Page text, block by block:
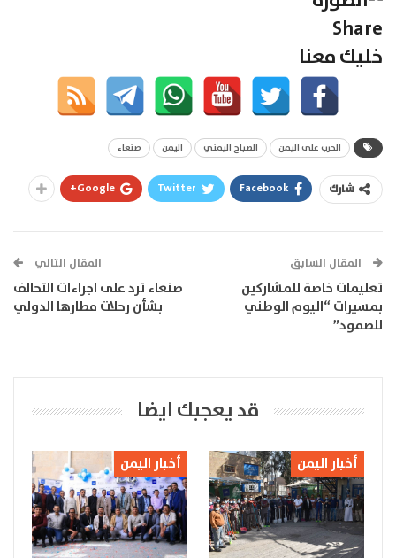
Share
خليك معنا
الحرب على اليمن الصباح اليمني اليمن صنعاء
شارك Facebook
Twitter
Google+
المقال السابق
تعليمات خاصة للمشاركين
بمسيرات “اليوم الوطني
للصمود”
المقال التالي
صنعاء ترد على اجراءات التحالف
بشأن رحلات مطارها الدولي
قد يعجبك ايضا
أخبار اليمن أخبار اليمن